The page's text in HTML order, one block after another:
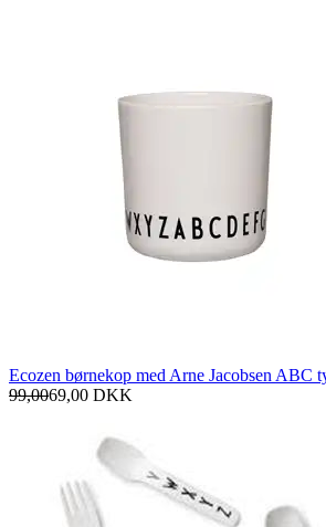
Ecozen børnekop med Arne Jacobsen ABC
99,0069,00 DKK